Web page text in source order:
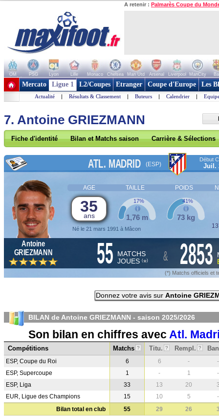
A retenir : Palmarès Coupe du
OM PSG Lyon Lille Monaco Chelsea Man Utd Arsenal Liverpool ManCity
+ de clubs
Mercato Ligue 1 L2/Coupes Etranger Coupe d'Europe Les
Actualité | Résultats & Classement | Buteurs | Calendrier |
7. Antoine GRIEZMANN
Fiche d'identité Bilan et Matchs saison Carrière & Sélections
ATL. MADRID (ESP)
Début
Juil.
AGE TAILLE POIDS
35
ans
Né le 21 mars 1991 à Mâcon
1,76 m
17%
73 kg
41%
Antoine
GRIEZMANN
55 MATCHS
JOUES (*) & 2853
(*) Matchs officiels et
Donnez votre avis sur Antoine
BILAN de Antoine GRIEZMANN - saison 2025/2026
Son bilan en chiffres avec Atl.
Compétitions Matchs ? Titu. ? Rempl. ?
ESP, Coupe du Roi 6 6 -
-
ESP, Supercoupe
1 - 1
-
ESP, Liga
33 13 20
EUR, Ligue des Champions
15 10 5
-
Bilan total en club
55 29 26